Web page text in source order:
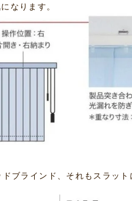
なります。
ブラインド、それもスラッ